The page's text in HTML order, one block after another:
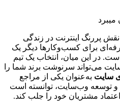
پررنگ اینترنت در زندگی
برای کسب‌وکارها دیگر یک
در این میان، انتخاب یک تیم
می‌تواند سرنوشت برند شما را
سایت به‌عنوان یکی از مراجع
و توسعه وب‌سایت، توانسته است
مشتریان خود را جلب کند.